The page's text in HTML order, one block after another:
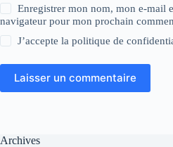
Enregistrer mon nom, mon e-mail
navigateur pour mon prochain
J’accepte lapolitique de
Laisser un commentaire
Archives